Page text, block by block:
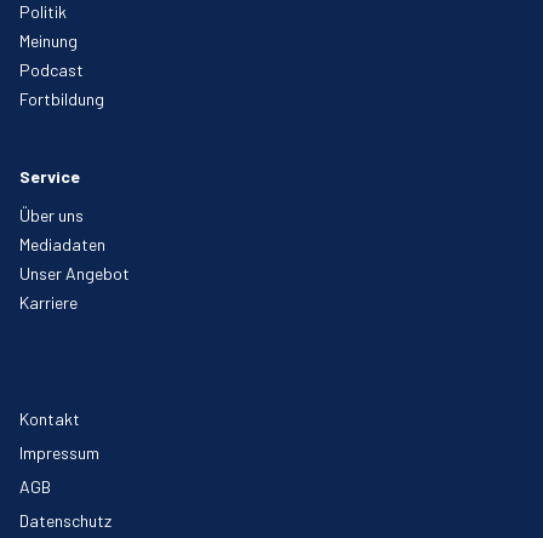
Politik
Meinung
Podcast
Fortbildung
Service
Über uns
Mediadaten
Unser Angebot
Karriere
Kontakt
Impressum
AGB
Datenschutz